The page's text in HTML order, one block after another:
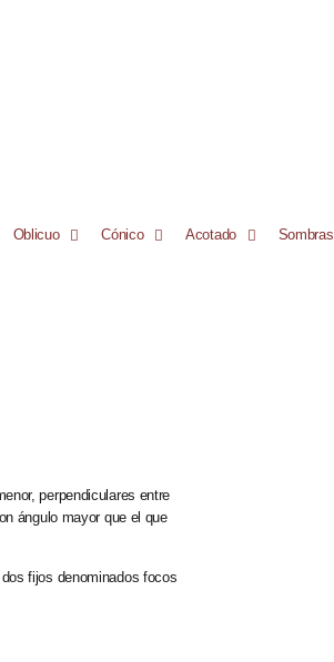
Oblicuo Cónico Acotado Sombras
perpendiculares entre
ángulo mayor que el que
fijos denominados focos